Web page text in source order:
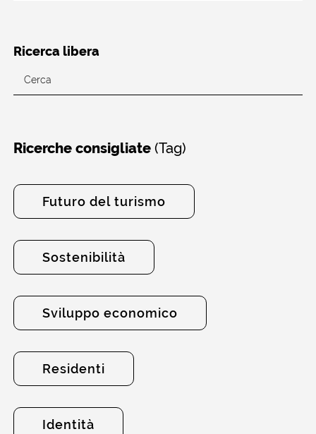
Ricerca libera
Ricerche consigliate(Tag)
Futuro del turismo
Sostenibilità
Sviluppo economico
Residenti
Identità